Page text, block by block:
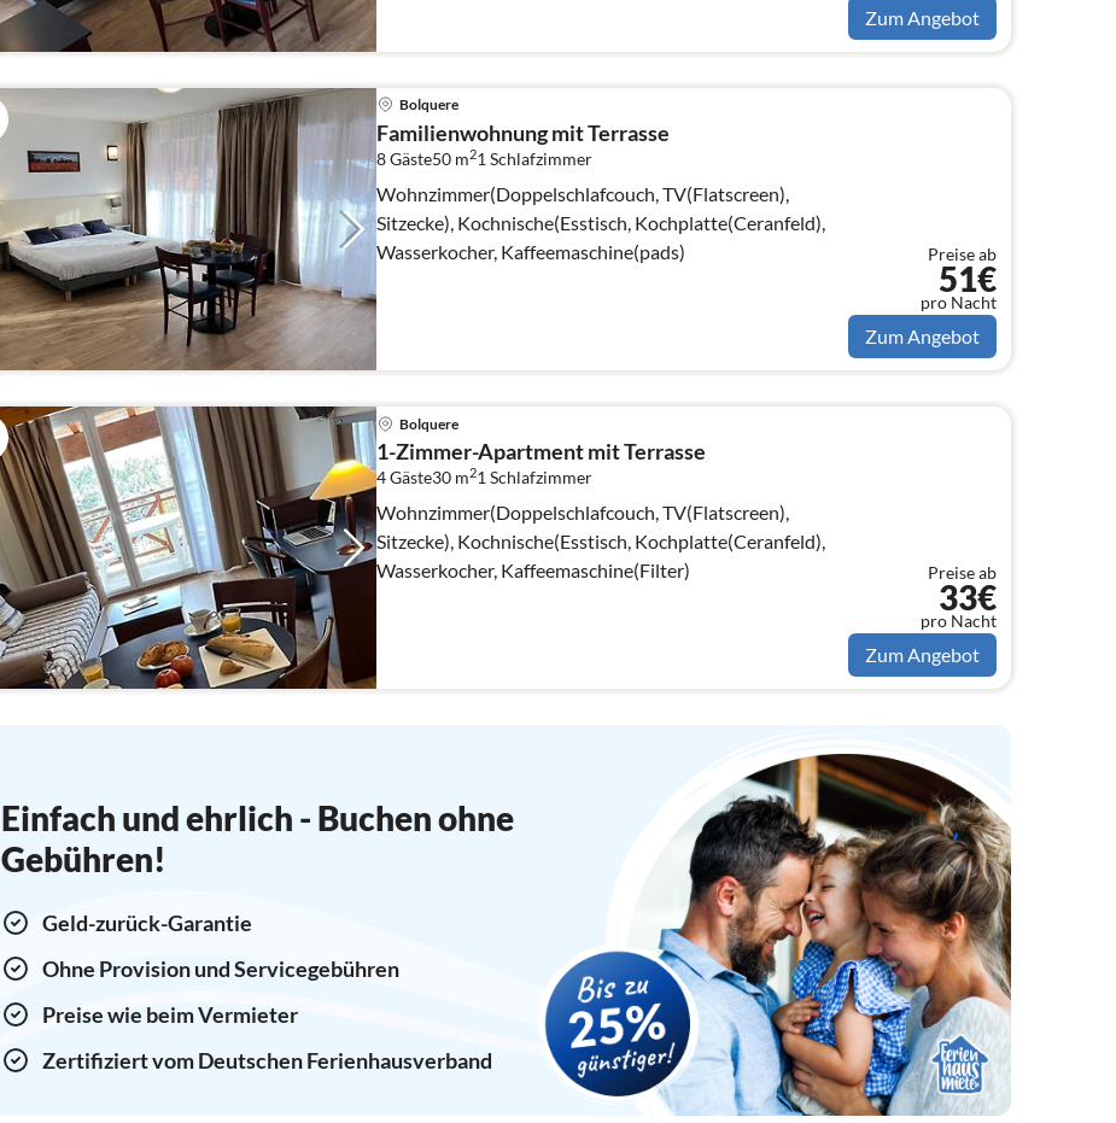
Zum Angebot
Bolquere
Familienwohnung mit Terrasse
8 Gäste50 m21 Schlafzimmer
Wohnzimmer(Doppelschlafcouch, TV(Flatscreen),
Sitzecke), Kochnische(Esstisch, Kochplatte(Ceranfeld),
Wasserkocher, Kaffeemaschine(pads)
Preise ab
51€
pro Nacht
Zum Angebot
Bolquere
1-Zimmer-Apartment mit Terrasse
4 Gäste30 m21 Schlafzimmer
Wohnzimmer(Doppelschlafcouch, TV(Flatscreen),
Sitzecke), Kochnische(Esstisch, Kochplatte(Ceranfeld),
Wasserkocher, Kaffeemaschine(Filter)
Preise ab
33€
pro Nacht
Zum Angebot
Einfach und ehrlich - Buchen ohne
Gebühren!
Geld-zurück-Garantie
Ohne Provision und Servicegebühren
Preise wie beim Vermieter
Zertifiziert vom Deutschen Ferienhausverband